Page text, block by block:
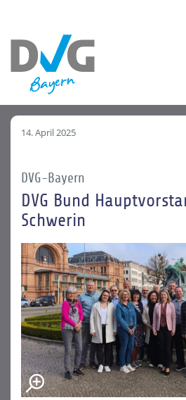
14. April 2025
DVG-Bayern
DVG Bund
Schwerin